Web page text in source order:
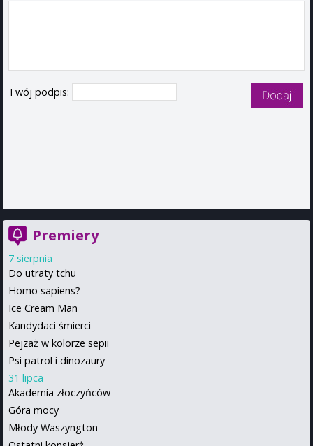
Twój podpis:
Premiery
7 sierpnia
Do utraty tchu
Homo sapiens?
Ice Cream Man
Kandydaci śmierci
Pejzaż w kolorze sepii
Psi patrol i dinozaury
31 lipca
Akademia złoczyńców
Góra mocy
Młody Waszyngton